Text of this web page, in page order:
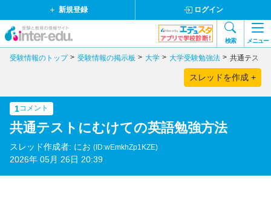
新規登録 ログイン
検索 メニュー
受験情報のトップ 受験情報の掲示板 大学 大学受験勉強法 共通テスト
スレッドを作成 +
1コメント
共通テストにむけての英語勉強方法
スレッド作成者: にお (ID:wEmkhZp1KZE)
2026年 05月 26日 20:39